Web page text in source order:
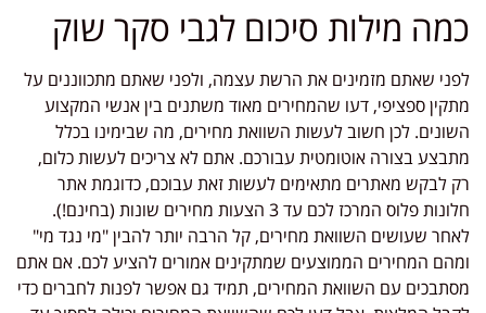
כמה מילות סיכום לגבי סקר שוק
לפני שאתם מזמינים את הרשת עצמה, ולפני שאתם מתכווננים על
מתקין ספציפי, דעו שהמחירים מאוד משתנים בין אנשי המקצוע
השונים. לכן חשוב לעשות השוואת מחירים, מה שבימינו בכלל
מתבצע בצורה אוטומטית עבורכם. אתם לא צריכים לעשות כלום,
רק לבקש מאתרים מתאימים לעשות זאת עבוכם, כדוגמת אתר
חלונות פלוס המרכז לכם עד 3 הצעות מחירים שונות (בחינם!).
לאחר שעושים השוואת מחירים, קל הרבה יותר להבין "מי נגד מי"
ומהם המחירים הממוצעים שמתקינים אמורים להציע לכם. אם אתם
מסתבכים עם השוואת המחירים, תמיד גם אפשר לפנות לחברים כדי